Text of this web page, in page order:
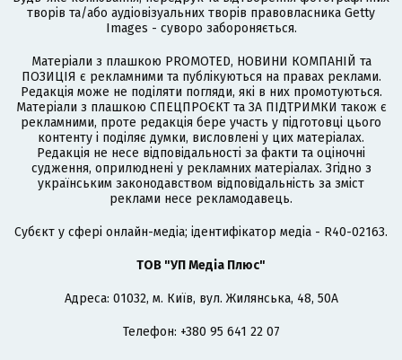
творів та/або аудіовізуальних творів правовласника Getty
Images - суворо забороняється.
Матеріали з плашкою PROMOTED, НОВИНИ КОМПАНІЙ та
ПОЗИЦІЯ є рекламними та публікуються на правах реклами.
Редакція може не поділяти погляди, які в них промотуються.
Матеріали з плашкою СПЕЦПРОЄКТ та ЗА ПІДТРИМКИ також є
рекламними, проте редакція бере участь у підготовці цього
контенту і поділяє думки, висловлені у цих матеріалах.
Редакція не несе відповідальності за факти та оціночні
судження, оприлюднені у рекламних матеріалах. Згідно з
українським законодавством відповідальність за зміст
реклами несе рекламодавець.
Cубєкт у сфері онлайн-медіа; ідентифікатор медіа - R40-02163.
ТОВ "УП Медіа Плюс"
Адреса: 01032, м. Київ, вул. Жилянська, 48, 50А
Телефон: +380 95 641 22 07